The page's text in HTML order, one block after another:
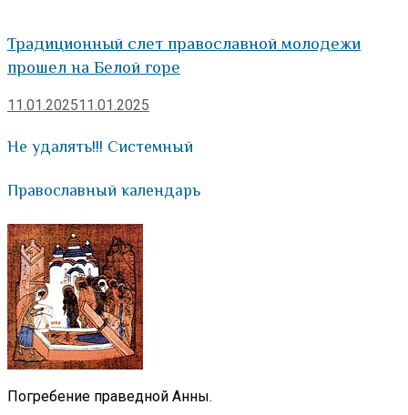
Традиционный слет православной молодежи
прошел на Белой горе
11.01.202511.01.2025
Не удалять!!! Системный
Православный календарь
Погребение праведной Анны.